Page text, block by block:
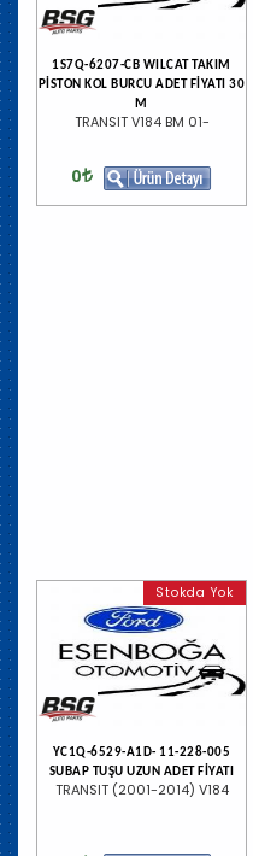
1S7Q-6207-CB WILCAT TAKIM
PİSTON KOL BURCU ADET FİYATI 30
M
TRANSIT V184 BM 01-
0
Stokda Yok
YC1Q-6529-A1D- 11-228-005
SUBAP TUŞU UZUN ADET FİYATI
TRANSIT (2001-2014) V184